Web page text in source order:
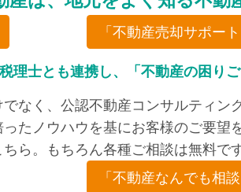
「不動産売却サポート
理士とも連携し、「不動産の困り
なく、公認不動産コンサルティ
たノウハウを基にお客様のご要
ら。もちろん各種ご相談は無料です
「不動産なんでも相談